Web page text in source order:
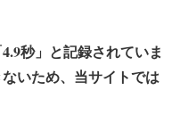
秒」と記録されていま
いため、当サイトでは